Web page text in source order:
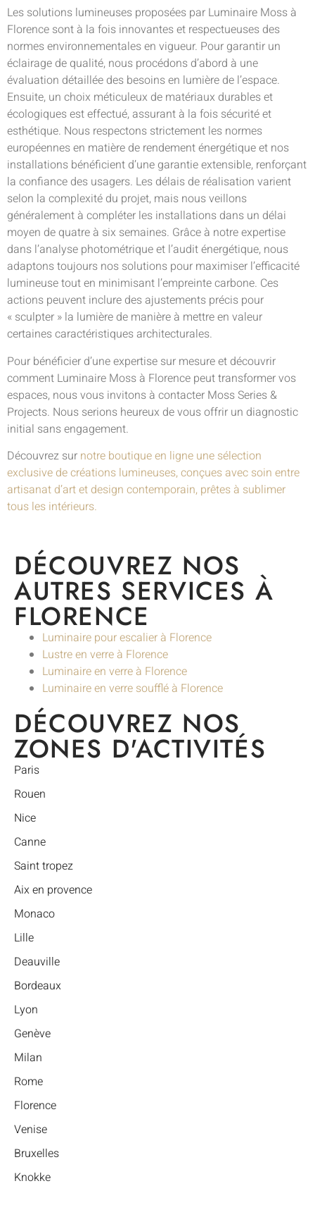
Les solutions lumineuses proposées par Luminaire Moss à
Florence sont à la fois innovantes et respectueuses des
normes environnementales en vigueur. Pour garantir un
éclairage de qualité, nous procédons d’abord à une
évaluation détaillée des besoins en lumière de l’espace.
Ensuite, un choix méticuleux de matériaux durables et
écologiques est effectué, assurant à la fois sécurité et
esthétique. Nous respectons strictement les normes
européennes en matière de rendement énergétique et nos
installations bénéficient d’une garantie extensible, renforçant
la confiance des usagers. Les délais de réalisation varient
selon la complexité du projet, mais nous veillons
généralement à compléter les installations dans un délai
moyen de quatre à six semaines. Grâce à notre expertise
dans l’analyse photométrique et l’audit énergétique, nous
adaptons toujours nos solutions pour maximiser l’efficacité
lumineuse tout en minimisant l’empreinte carbone. Ces
actions peuvent inclure des ajustements précis pour
« sculpter » la lumière de manière à mettre en valeur
certaines caractéristiques architecturales.
Pour bénéficier d’une expertise sur mesure et découvrir
comment Luminaire Moss à Florence peut transformer vos
espaces, nous vous invitons à contacter Moss Series &
Projects. Nous serions heureux de vous offrir un diagnostic
initial sans engagement.
Découvrez sur notre boutique en ligne une sélection
exclusive de créations lumineuses, conçues avec soin entre
artisanat d’art et design contemporain, prêtes à sublimer
tous les intérieurs.
DÉCOUVREZ NOS
AUTRES SERVICES À
FLORENCE
Luminaire pour escalier à Florence
Lustre en verre à Florence
Luminaire en verre à Florence
Luminaire en verre soufflé à Florence
DÉCOUVREZ NOS
ZONES D'ACTIVITÉS
Paris
Rouen
Nice
Canne
Saint tropez
Aix en provence
Monaco
Lille
Deauville
Bordeaux
Lyon
Genève
Milan
Rome
Florence
Venise
Bruxelles
Knokke